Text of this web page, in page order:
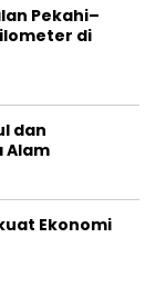
Pekahi–
di
dan
Alam
Ekonomi